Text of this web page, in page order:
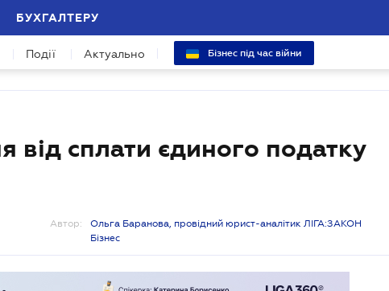
БУХГАЛТЕРУ
Події Актуально Бізнес під час війни
від сплати єдиного податку
Автор:
Ольга Баранова, провідний юрист-аналітик ЛІГА:ЗАКОН
Бізнес